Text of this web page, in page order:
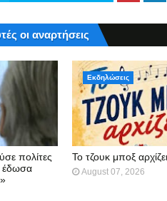
οι αναρτήσεις
πολίτες
έδωσα
Εκδηλώσεις
Το τζουκ μπoξ
August 07, 2026